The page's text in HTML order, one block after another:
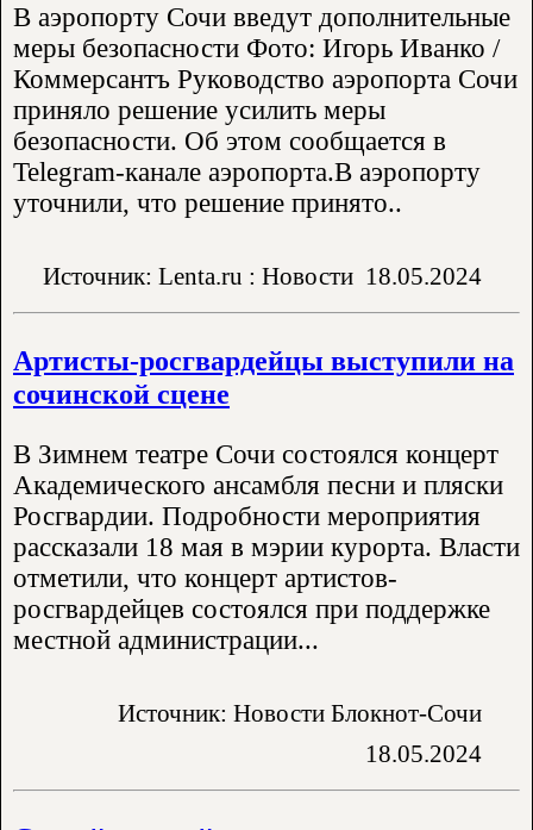
В аэропорту Сочи введут дополнительные
меры безопасности Фото: Игорь Иванко /
Коммерсантъ Руководство аэропорта Сочи
приняло решение усилить меры
безопасности. Об этом сообщается в
Telegram-канале аэропорта.В аэропорту
уточнили, что решение принято..
Источник: Lenta.ru : Новости 18.05.2024
Артисты-росгвардейцы выступили на
сочинской сцене
В Зимнем театре Сочи состоялся концерт
Академического ансамбля песни и пляски
Росгвардии. Подробности мероприятия
рассказали 18 мая в мэрии курорта. Власти
отметили, что концерт артистов-
росгвардейцев состоялся при поддержке
местной администрации...
Источник: Новости Блокнот-Сочи
18.05.2024